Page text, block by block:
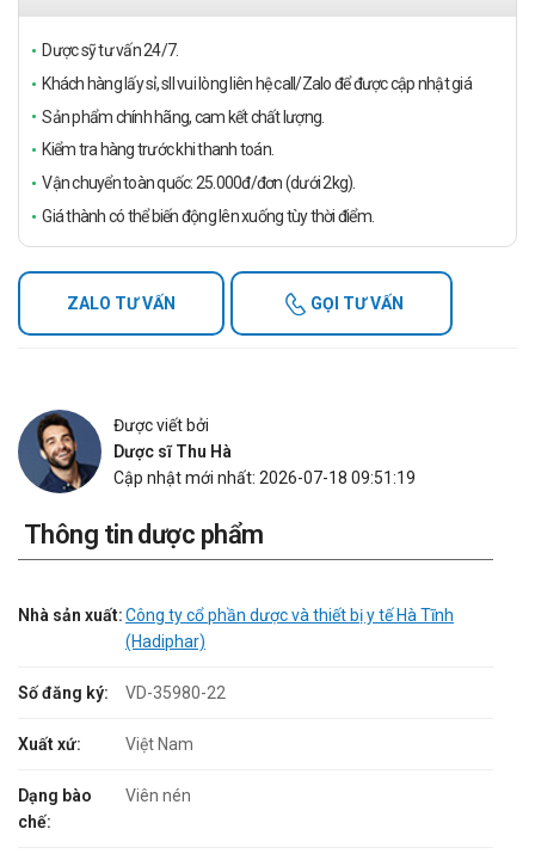
Dược sỹ tư vấn 24/7.
Khách hàng lấy sỉ, sll vui lòng liên hệ call/Zalo để được cập nhật giá
Sản phẩm chính hãng, cam kết chất lượng.
Kiểm tra hàng trước khi thanh toán.
Vận chuyển toàn quốc: 25.000đ/đơn (dưới 2kg).
Giá thành có thể biến động lên xuống tùy thời điểm.
ZALO TƯ VẤN GỌI TƯ VẤN
Được viết bởi
Dược sĩ Thu Hà
Cập nhật mới nhất: 2026-07-18 09:51:19
Thông tin dược phẩm
Nhà sản xuất:Công ty cổ phần dược và thiết bị y tế Hà Tĩnh
(Hadiphar)
Số đăng ký: VD-35980-22
Xuất xứ: Việt Nam
Dạng bào
chế:
Viên nén